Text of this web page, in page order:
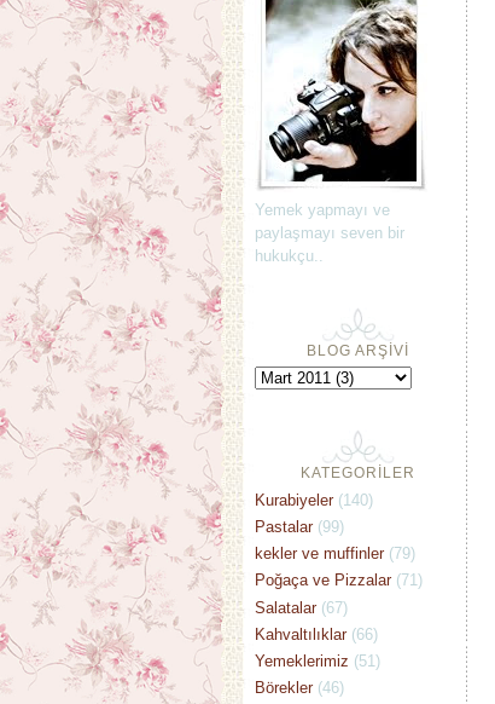
Yemek yapmayı ve
paylaşmayı seven bir
hukukçu..
BLOG ARŞİVİ
KATEGORİLER
Kurabiyeler (140)
Pastalar (99)
kekler ve muffinler (79)
Poğaça ve Pizzalar (71)
Salatalar (67)
Kahvaltılıklar (66)
Yemeklerimiz (51)
Börekler (46)